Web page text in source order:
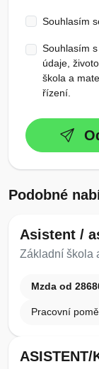
Souhlasím
Souhlasím
údaje,
škola a
řízení.
Podobné
Asistent /
Základní škola
Mzda od
Pracovní
ASISTENT/